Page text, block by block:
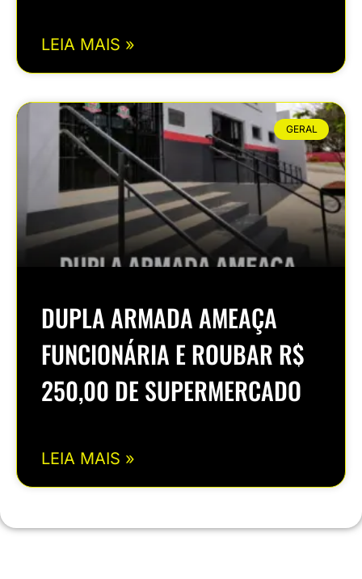
LEIA MAIS »
GERAL
DUPLA ARMADA AMEAÇA
FUNCIONÁRIA E ROUBAR R$
250,00 DE SUPERMERCADO
LEIA MAIS »